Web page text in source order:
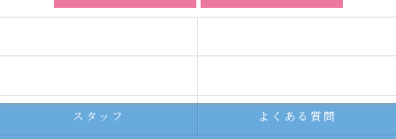
スタッフ よくある質問